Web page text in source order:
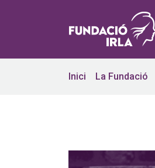
Inici La Fundació